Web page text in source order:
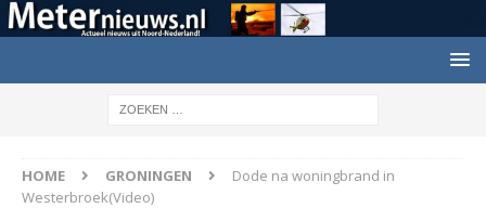
HOME GRONINGEN
Dode na woningbrand in
Westerbroek(Video)